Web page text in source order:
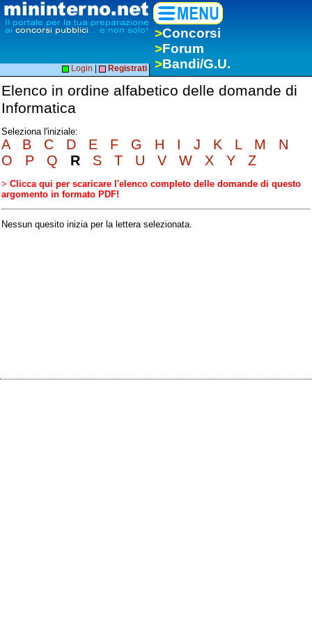
>Concorsi
>Forum
>Bandi/G.U.
Login Registrati
Elenco in ordine alfabetico delle domande di
Informatica
Seleziona l'iniziale:
A B C D E F G H I J K L M
N
O
P Q R S T U V W X Y Z
> Clicca qui per scaricare l'elenco completo delle domande di questo
argomento in formato PDF!
Nessun quesito inizia per la lettera selezionata.